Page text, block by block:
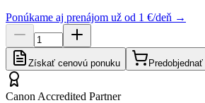
Ponúkame aj prenájom už od 1 €/deň →
Získať cenovú ponuku Predobjednať
Canon Accredited Partner